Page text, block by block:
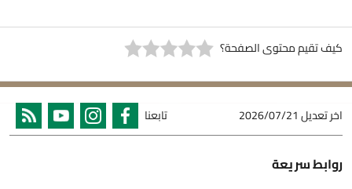
كيف تقيم محتوى الصفحة؟
اخر تعديل2026/07/21 تابعنا
روابط سريعة